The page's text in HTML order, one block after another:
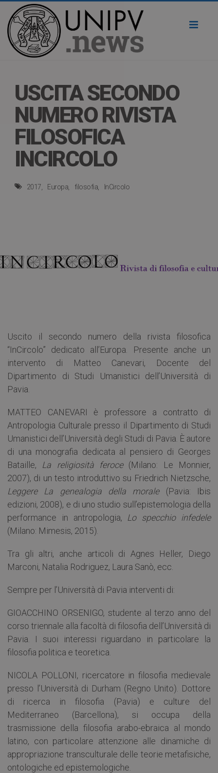
USCITA SECONDO
NUMERO RIVISTA
FILOSOFICA
INCIRCOLO
2017 Europa filosofia InCircolo
Uscito il secondo numero della rivista filosofica
“InCircolo” dedicato all’Europa. Presente anche un
intervento di Matteo Canevari, Docente del
Dipartimento di Studi Umanistici dell’Università di
Pavia.
MATTEO CANEVARI è professore a contratto di
Antropologia Culturale presso il Dipartimento di Studi
Umanistici dell’Università degli Studi di Pavia. È autore
di una monografia dedicata al pensiero di Georges
Bataille, La religiosità feroce(Milano: Le Monnier,
2007), di un testo introduttivo su Friedrich Nietzsche,
Leggere La genealogia della morale(Pavia: Ibis
edizioni, 2008), e di uno studio sull’epistemologia della
performance in antropologia, Lo specchio infedele
(Milano: Mimesis, 2015).
Tra gli altri, anche articoli di Agnes Heller, Diego
Marconi, Natalia Rodriguez, Laura Sanò, ecc.
Sempre per l’Università di Pavia interventi di:
GIOACCHINO ORSENIGO, studente al terzo anno del
corso triennale alla facoltà di filosofia dell’Università di
Pavia. I suoi interessi riguardano in particolare la
filosofia politica e teoretica.
NICOLA POLLONI, ricercatore in filosofia medievale
presso l’Università di Durham (Regno Unito). Dottore
di ricerca in filosofia (Pavia) e culture del
Mediterraneo (Barcellona), si occupa della
trasmissione della filosofia arabo-ebraica al mondo
latino, con particolare attenzione alle dinamiche di
appropriazione transculturale delle teorie metafisiche,
ontologiche ed epistemologiche.